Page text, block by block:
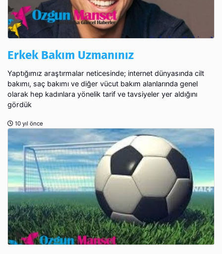
Erkek Bakım Uzmanınız
Yaptığımız araştırmalar neticesinde; internet dünyasında cilt
bakımı, saç bakımı ve diğer vücut bakım alanlarında genel
olarak hep kadınlara yönelik tarif ve tavsiyeler yer aldığını
gördük
10 yıl önce